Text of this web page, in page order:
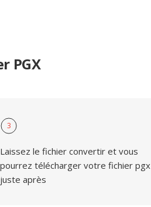
PGX
3
Laissez le fichier convertir et vous
pourrez télécharger votre fichier pgx
juste après